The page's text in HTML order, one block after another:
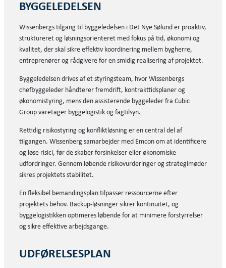
BYGGELEDELSEN
Wissenbergs tilgang til byggeledelsen i Det Nye Sølund er proaktiv,
struktureret og løsningsorienteret med fokus på tid, økonomi og
kvalitet, der skal sikre effektiv koordinering mellem bygherre,
entreprenører og rådgivere for en smidig realisering af projektet.
Byggeledelsen drives af et styringsteam, hvor Wissenbergs
chefbyggeleder håndterer fremdrift, kontrakttidsplaner og
økonomistyring, mens den assisterende byggeleder fra Cubic
Group varetager byggelogistik og fagtilsyn.
Rettidig risikostyring og konfliktløsning er en central del af
tilgangen. Wissenberg samarbejder med Emcon om at identificere
og løse risici, før de skaber forsinkelser eller økonomiske
udfordringer. Gennem løbende risikovurderinger og strategimøder
sikres projektets stabilitet.
En fleksibel bemandingsplan tilpasser ressourcerne efter
projektets behov. Backup-løsninger sikrer kontinuitet, og
byggelogistikken optimeres løbende for at minimere forstyrrelser
og sikre effektive arbejdsgange.
UDFØRELSESPLAN